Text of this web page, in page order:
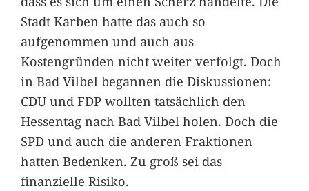
Stadt Karben hatte das auch so
aufgenommen und auch aus
Kostengründen nicht weiter verfolgt. Doch
in Bad Vilbel begannen die Diskussionen:
CDU und FDP wollten tatsächlich den
Hessentag nach Bad Vilbel holen. Doch die
SPD und auch die anderen Fraktionen
hatten Bedenken. Zu groß sei das
finanzielle Risiko.